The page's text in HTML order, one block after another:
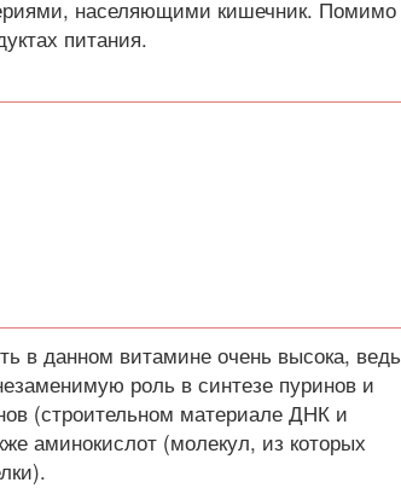
населяющими кишечник. Помимо
питания.
в данном витамине очень высока, ведь
роль в синтезе пуринов и
(строительном материале ДНК и
аминокислот (молекул, из которых